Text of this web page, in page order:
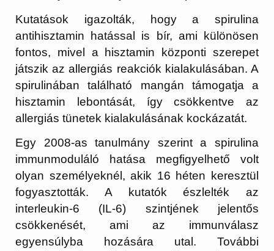
Kutatások igazolták, hogy a spirulina
antihisztamin hatással is bír, ami különösen
fontos, mivel a hisztamin központi szerepet
játszik az allergiás reakciók kialakulásában. A
spirulinában található mangán támogatja a
hisztamin lebontását, így csökkentve az
allergiás tünetek kialakulásának kockázatát.
Egy 2008-as tanulmány szerint a spirulina
immunmoduláló hatása megfigyelhető volt
olyan személyeknél, akik 16 héten keresztül
fogyasztották. A kutatók észlelték az
interleukin-6 (IL-6) szintjének jelentős
csökkenését, ami az immunválasz
egyensúlyba hozására utal. További